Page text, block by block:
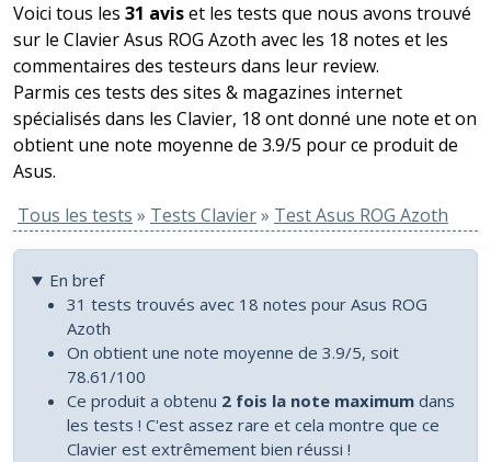
Voici tous les 31 aviset les tests que nous avons trouvé
sur le Clavier Asus ROG Azoth avec les 18 notes et les
commentaires des testeurs dans leur review.
Parmis ces tests des sites & magazines internet
spécialisés dans les Clavier, 18 ont donné une note et on
obtient une note moyenne de 3.9/5 pour ce produit de
Asus.
Tous les tests » Tests Clavier» Test Asus ROG Azoth
En bref
31 tests trouvés avec 18 notes pour Asus ROG
Azoth
On obtient une note moyenne de 3.9/5, soit
78.61/100
Ce produit a obtenu 2 fois la note maximum dans
les tests ! C'est assez rare et cela montre que ce
Clavier est extrêmement bien réussi !